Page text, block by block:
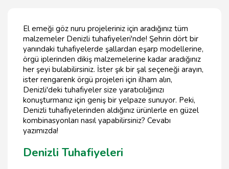
El emeği göz nuru projeleriniz için aradığınız tüm
malzemeler Denizli tuhafiyeleri'nde! Şehrin dört bir
yanındaki tuhafiyelerde şallardan eşarp modellerine,
örgü iplerinden dikiş malzemelerine kadar aradığınız
her şeyi bulabilirsiniz. İster şık bir şal seçeneği arayın,
ister rengarenk örgü projeleri için ilham alın,
Denizli'deki tuhafiyeler size yaratıcılığınızı
konuşturmanız için geniş bir yelpaze sunuyor. Peki,
Denizli tuhafiyelerinden aldığınız ürünlerle en güzel
kombinasyonları nasıl yapabilirsiniz? Cevabı
yazımızda!
Denizli Tuhafiyeleri